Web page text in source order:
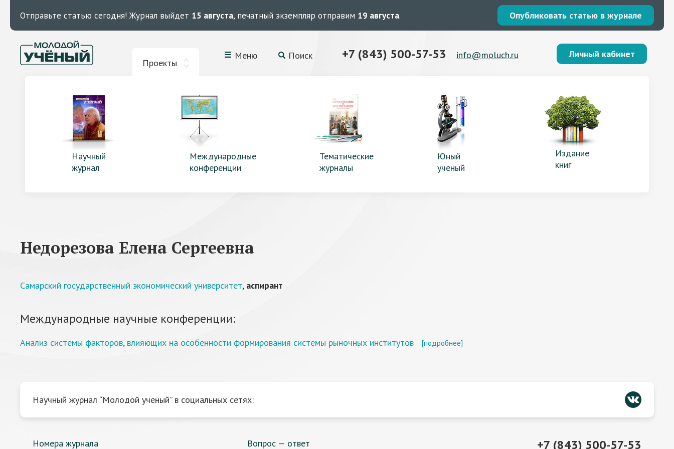
Отправьте статью сегодня! Журнал выйдет 15 августа, печатный экземпляр отправим 19 августа. Опубликовать статью в журнале
Проекты
Меню Поиск +7 (843) 500-57-53 info@moluch.ru Личный кабинет
Научный
журнал
Международные
конференции
Тематические
журналы
Юный
ученый
Издание
книг
Недорезова Елена Сергеевна
Самарский государственный экономический университет, аспирант
Международные научные конференции:
Анализ системы факторов, влияющих на особенности формирования системы рыночных институтов [подробнее]
Научный журнал “Молодой ученый” в социальных сетях:
Номера журнала Вопрос — ответ +7 (843) 500-57-53